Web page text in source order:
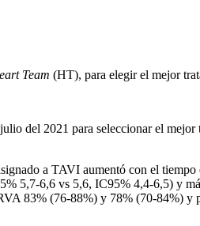
Team (HT), para elegir el mejor
del 2021 para seleccionar el
a TAVI aumentó con el
5,7-6,6 vs 5,6, IC95% 4,4-6,5) y
83% (76-88%) y 78% (70-84%)